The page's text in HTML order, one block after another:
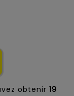
obtenir 19